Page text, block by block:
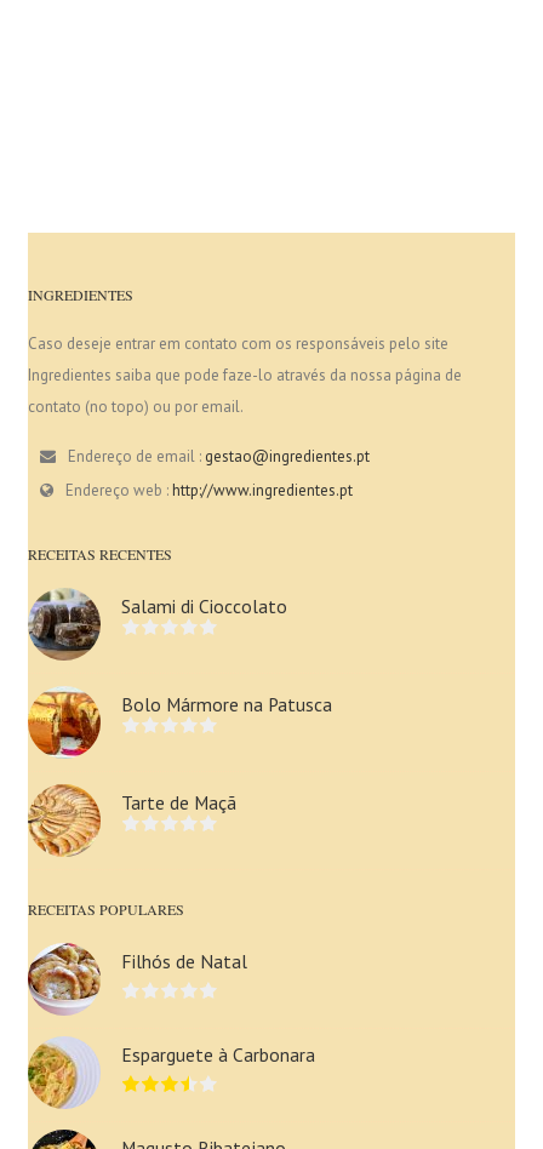
INGREDIENTES
Caso deseje entrar em contato com os responsáveis pelo site
Ingredientes saiba que pode faze-lo através da nossa página de
contato (no topo) ou por email.
Endereço de email : gestao@ingredientes.pt
Endereço web :http://www.ingredientes.pt
RECEITAS RECENTES
Salami di Cioccolato
Bolo Mármore na Patusca
Tarte de Maçã
RECEITAS POPULARES
Filhós de Natal
Esparguete à Carbonara